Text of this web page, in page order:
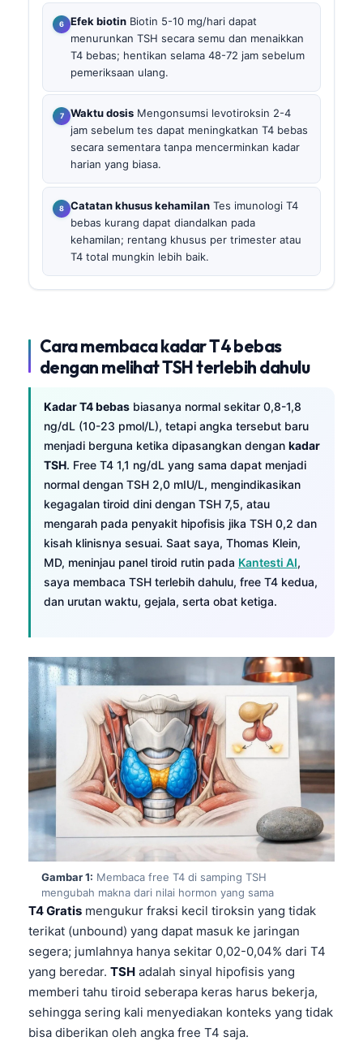
Efek biotin Biotin 5-10 mg/hari dapat
menurunkan TSH secara semu dan menaikkan
T4 bebas; hentikan selama 48-72 jam sebelum
pemeriksaan ulang.
Waktu dosis Mengonsumsi levotiroksin 2-4
jam sebelum tes dapat meningkatkan T4 bebas
secara sementara tanpa mencerminkan kadar
harian yang biasa.
Catatan khusus kehamilan Tes imunologi T4
bebas kurang dapat diandalkan pada
kehamilan; rentang khusus per trimester atau
T4 total mungkin lebih baik.
Cara membaca kadar T4 bebas
dengan melihat TSH terlebih dahulu
Kadar T4 bebas biasanya normal sekitar 0,8-1,8
ng/dL (10-23 pmol/L), tetapi angka tersebut baru
menjadi berguna ketika dipasangkan dengan kadar
TSH. Free T4 1,1 ng/dL yang sama dapat menjadi
normal dengan TSH 2,0 mIU/L, mengindikasikan
kegagalan tiroid dini dengan TSH 7,5, atau
mengarah pada penyakit hipofisis jika TSH 0,2 dan
kisah klinisnya sesuai. Saat saya, Thomas Klein,
MD, meninjau panel tiroid rutin pada Kantesti AI,
saya membaca TSH terlebih dahulu, free T4 kedua,
dan urutan waktu, gejala, serta obat ketiga.
Gambar 1: Membaca free T4 di samping TSH
mengubah makna dari nilai hormon yang sama
T4 Gratis mengukur fraksi kecil tiroksin yang tidak
terikat (unbound) yang dapat masuk ke jaringan
segera; jumlahnya hanya sekitar 0,02-0,04% dari T4
yang beredar. TSH adalah sinyal hipofisis yang
memberi tahu tiroid seberapa keras harus bekerja,
sehingga sering kali menyediakan konteks yang tidak
bisa diberikan oleh angka free T4 saja.